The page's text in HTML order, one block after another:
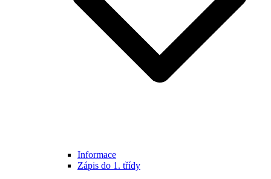
Informace
Zápis do 1. třídy